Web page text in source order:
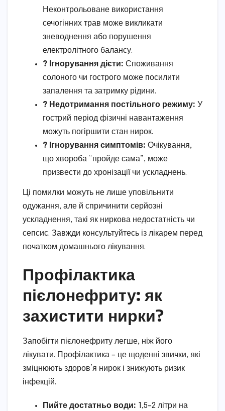
Неконтрольоване використання
сечогінних трав може викликати
зневоднення або порушення
електролітного балансу.
? Ігнорування дієти: Споживання
солоного чи гострого може посилити
запалення та затримку рідини.
? Недотримання постільного режиму: У
гострий період фізичні навантаження
можуть погіршити стан нирок.
? Ігнорування симптомів: Очікування,
що хвороба “пройде сама”, може
призвести до хронізації чи ускладнень.
Ці помилки можуть не лише уповільнити
одужання, але й спричинити серйозні
ускладнення, такі як ниркова недостатність чи
сепсис. Завжди консультуйтесь із лікарем перед
початком домашнього лікування.
Профілактика
пієлонефриту: як
захистити нирки?
Запобігти пієлонефриту легше, ніж його
лікувати. Профілактика – це щоденні звички, які
зміцнюють здоров’я нирок і знижують ризик
інфекцій.
Пийте достатньо води: 1,5–2 літри на